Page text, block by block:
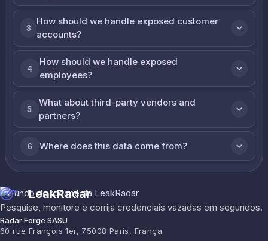
3
How should we handle exposed customer
accounts?
4
How should we handle exposed
employees?
5
What about third-party vendors and
partners?
6 Where does this data come from?
LeakRadar
Pesquise, monitore e corrija credenciais vazadas em segundos.
Radar Forge SASU
60 rue François 1er, 75008 Paris, França